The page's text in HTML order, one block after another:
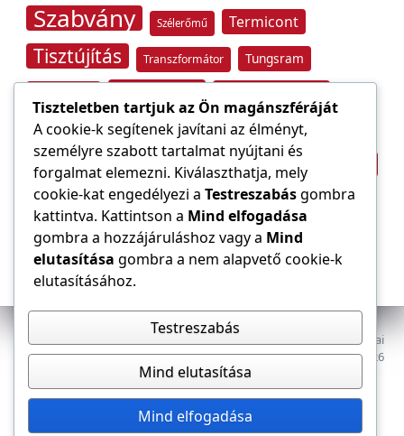
Szabvány Szélerőmű Termicont
Tisztújítás Transzformátor Tungsram
Villámvédelem
Világítástechnika Áramfogyasztás
Áramszolgáltató Építőipar átviteli hálózat
Az E-VILLAMOS szaklap a Magyar Mérnöki Kamara Elektrotechnikai
Tagozatának lapja. Minden jog fenntartva, © 2009–2026
Dokumentumok Tagozat
Tiszteletben tartjuk az Ön magánszféráját
A cookie-k segítenek javítani az élményt,
személyre szabott tartalmat nyújtani és
forgalmat elemezni. Kiválaszthatja, mely
cookie-kat engedélyezi a Testreszabásgombra
kattintva. Kattintson a Mind elfogadása
gombra a hozzájáruláshoz vagy a Mind
elutasítása gombra a nem alapvető cookie-k
elutasításához.
Testreszabás
Mind elutasítása
Mind elfogadása